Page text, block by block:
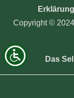
Copyright ©
Das